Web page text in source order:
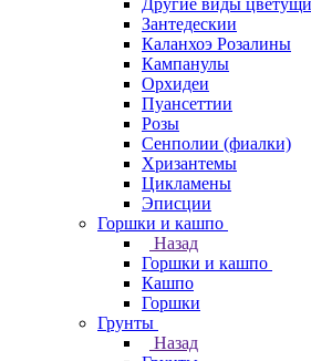
Другие виды
Зантедескии
Каланхоэ Розалины
Кампанулы
Орхидеи
Пуансеттии
Розы
Сенполии (фиалки)
Хризантемы
Цикламены
Эписции
Горшки и кашпо
Назад
Горшки и кашпо
Кашпо
Горшки
Грунты
Назад